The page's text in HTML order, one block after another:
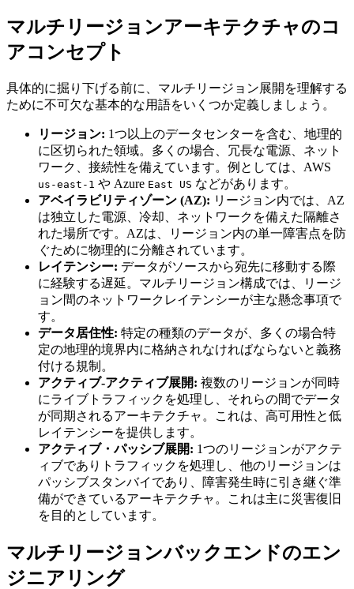
マルチリージョンアーキテクチャのコ
アコンセプト
具体的に掘り下げる前に、マルチリージョン展開を理解する
ために不可欠な基本的な用語をいくつか定義しましょう。
リージョン: 1つ以上のデータセンターを含む、地理的
に区切られた領域。多くの場合、冗長な電源、ネット
ワーク、接続性を備えています。例としては、AWS
us-east-1 や Azure East US などがあります。
アベイラビリティゾーン (AZ): リージョン内では、AZ
は独立した電源、冷却、ネットワークを備えた隔離さ
れた場所です。AZは、リージョン内の単一障害点を防
ぐために物理的に分離されています。
レイテンシー: データがソースから宛先に移動する際
に経験する遅延。マルチリージョン構成では、リージ
ョン間のネットワークレイテンシーが主な懸念事項で
す。
データ居住性: 特定の種類のデータが、多くの場合特
定の地理的境界内に格納されなければならないと義務
付ける規制。
アクティブ-アクティブ展開: 複数のリージョンが同時
にライブトラフィックを処理し、それらの間でデータ
が同期されるアーキテクチャ。これは、高可用性と低
レイテンシーを提供します。
アクティブ・パッシブ展開: 1つのリージョンがアクテ
ィブでありトラフィックを処理し、他のリージョンは
パッシブスタンバイであり、障害発生時に引き継ぐ準
備ができているアーキテクチャ。これは主に災害復旧
を目的としています。
マルチリージョンバックエンドのエン
ジニアリング